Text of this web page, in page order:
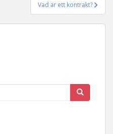
Vad är ett kontrakt?